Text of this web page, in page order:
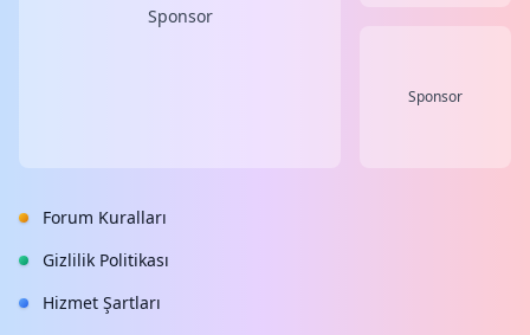
Sponsor
Sponsor
Forum Kuralları
Gizlilik Politikası
Hizmet Şartları